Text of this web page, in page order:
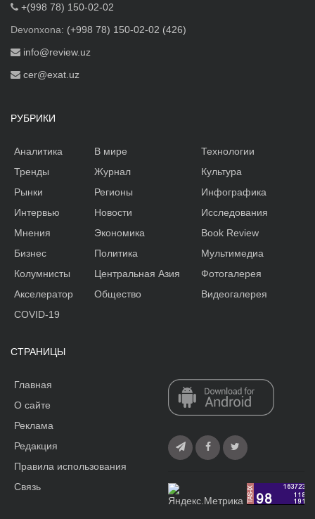
+(998 78) 150-02-02
Devonxona: (+998 78) 150-02-02 (426)
info@review.uz
cer@exat.uz
РУБРИКИ
Аналитика
Тренды
Рынки
Интервью
Мнения
Бизнес
Колумнисты
Акселератор
В мире
Журнал
Регионы
Новости
Экономика
Политика
Центральная Азия
Общество
Технологии
Культура
Инфографика
Исследования
Book Review
Мультимедиа
Фотогалерея
Видеогалерея
COVID-19
СТРАНИЦЫ
Главная
О сайте
Реклама
Редакция
Правила использования
Связь